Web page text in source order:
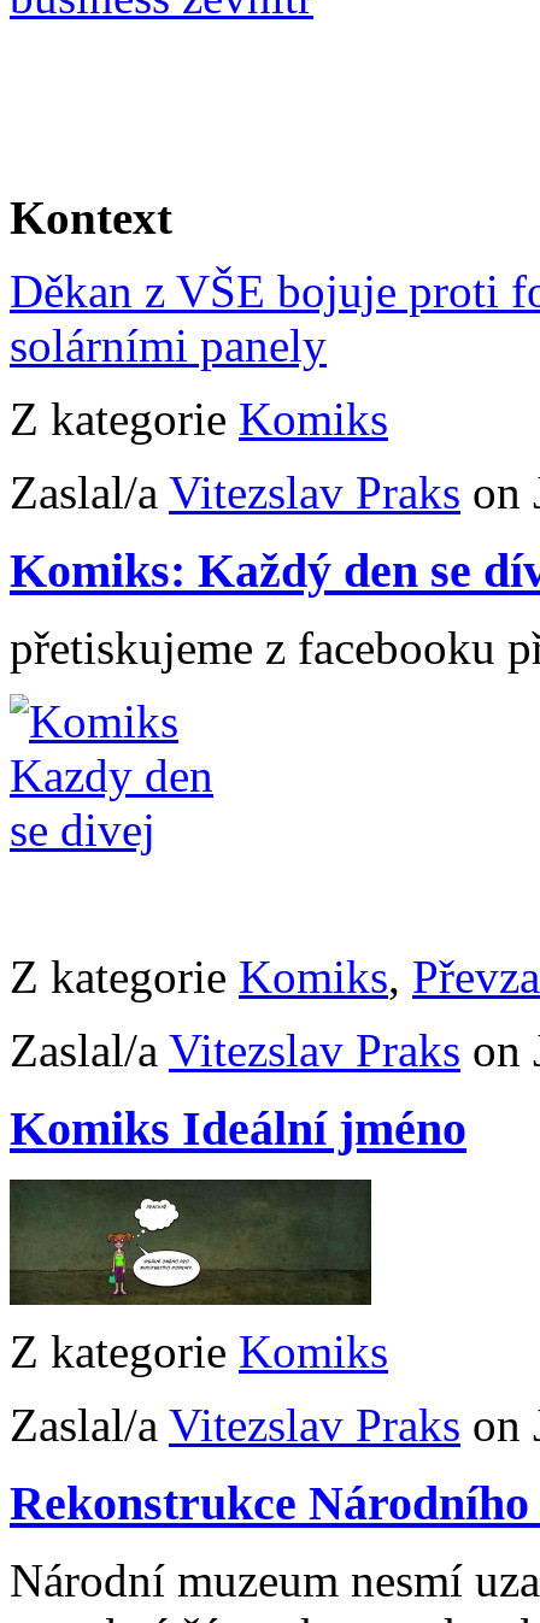
Kontext
Děkan z VŠE bojuje proti
solárními panely
Z kategorie Komiks
Zaslal/a Vitezslav Praks on
Komiks: Každý den se
přetiskujeme z facebooku
Z kategorie Komiks,
Zaslal/a Vitezslav Praks on
Komiks Ideální jméno
Z kategorie Komiks
Zaslal/a Vitezslav Praks on
Rekonstrukce
Národní muzeum nesmí